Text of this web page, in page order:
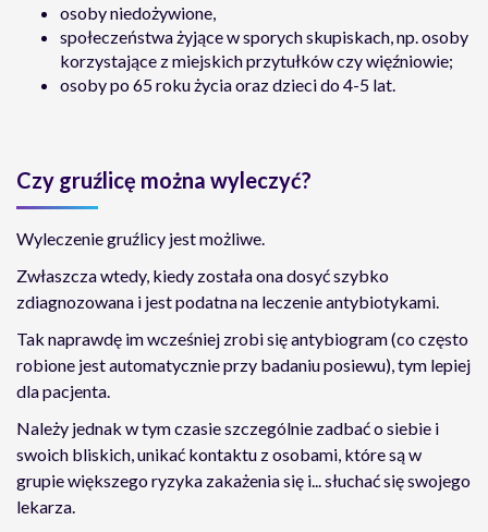
osoby niedożywione,
społeczeństwa żyjące w sporych skupiskach, np. osoby
korzystające z miejskich przytułków czy więźniowie;
osoby po 65 roku życia oraz dzieci do 4-5 lat.
Czy gruźlicę można wyleczyć?
Wyleczenie gruźlicy jest możliwe.
Zwłaszcza wtedy, kiedy została ona dosyć szybko
zdiagnozowana i jest podatna na leczenie antybiotykami.
Tak naprawdę im wcześniej zrobi się antybiogram (co często
robione jest automatycznie przy badaniu posiewu), tym lepiej
dla pacjenta.
Należy jednak w tym czasie szczególnie zadbać o siebie i
swoich bliskich, unikać kontaktu z osobami, które są w
grupie większego ryzyka zakażenia się i... słuchać się swojego
lekarza.